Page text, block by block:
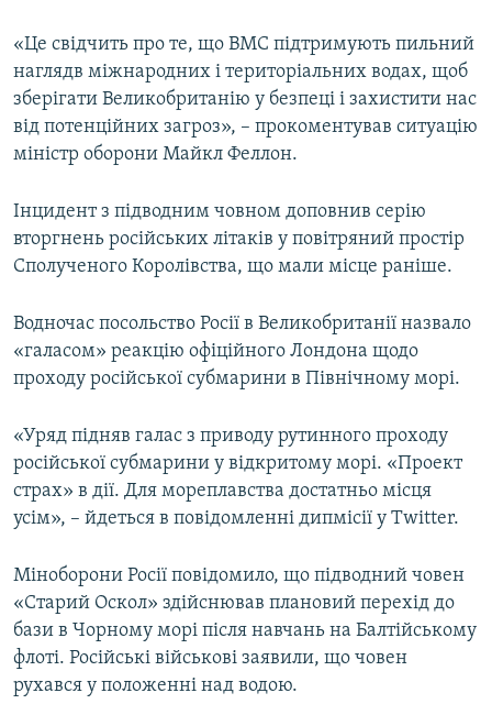
«Це свідчить про те, що ВМС підтримують пильний
наглядв міжнародних і територіальних водах, щоб
зберігати Великобританію у безпеці і захистити нас
від потенційних загроз», – прокоментував ситуацію
міністр оборони Майкл Феллон.
Інцидент з підводним човном доповнив серію
вторгнень російських літаків у повітряний простір
Сполученого Королівства, що мали місце раніше.
Водночас посольство Росії в Великобританії назвало
«галасом» реакцію офіційного Лондона щодо
проходу російської субмарини в Північному морі.
«Уряд підняв галас з приводу рутинного проходу
російської субмарини у відкритому морі. «Проект
страх» в дії. Для мореплавства достатньо місця
усім», – йдеться в повідомленні дипмісії у Twitter.
Міноборони Росії повідомило, що підводний човен
«Старий Оскол» здійснював плановий перехід до
бази в Чорному морі після навчань на Балтійському
флоті. Російські військові заявили, що човен
рухався у положенні над водою.